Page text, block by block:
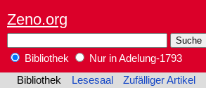
Zeno.org
Bibliothek
Nur in Adelung-1793
Bibliothek
Lesesaal Zufälliger Artikel